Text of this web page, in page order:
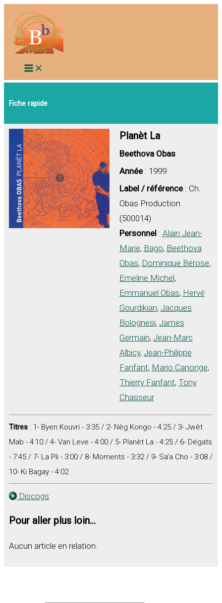
contenu
Fiche rapide
Planèt La
Beethova Obas
Année: 1999
Label / référence: Ch.
Obas Production
(500014)
Personnel : Alain Jean-
Marie, Bago, Beethova
Obas, Dominique Bérose,
Emeline Michel,
Emmanuel Obas, Hervé
Gourdikian, Jacques
Bolognesi, James
Germain, Jean-Marc
Albicy, Jean-Philippe
Fanfant, Mario Canonge,
Thierry Fanfant, Tony
Chasseur
Titres : 1- Byen Kouvri - 3:35 / 2- Nèg Kongo - 4:25 / 3- Jwèt
Mab - 4:10 / 4- Van Leve - 4:00 / 5- Planèt La - 4:25 / 6- Dégats
- 7:45 / 7- La Pli - 3:00 / 8- Moments - 3:32 / 9- Sa'a Cho - 3:08 /
10- Ki Bagay - 4:02
Discogs
Pour aller plus loin...
Aucun article en relation.